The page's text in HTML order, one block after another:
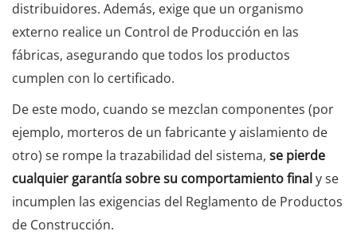
distribuidores. Además, exige que un organismo
externo realice un Control de Producción en las
fábricas, asegurando que todos los productos
cumplen con lo certificado.
De este modo, cuando se mezclan componentes (por
ejemplo, morteros de un fabricante y aislamiento de
otro) se rompe la trazabilidad del sistema, se pierde
cualquier garantía sobre su comportamiento finaly se
incumplen las exigencias del Reglamento de Productos
de Construcción.